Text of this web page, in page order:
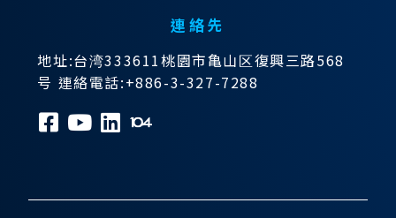
連絡先
地址:台湾333611桃園市亀山区復興三路568
号 連絡電話:+886-3-327-7288